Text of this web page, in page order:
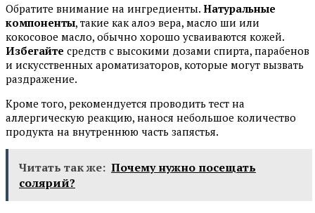
Обратите внимание на ингредиенты. Натуральные
компоненты, такие как алоэ вера, масло ши или
кокосовое масло, обычно хорошо усваиваются кожей.
Избегайте средств с высокими дозами спирта, парабенов
и искусственных ароматизаторов, которые могут вызвать
раздражение.
Кроме того, рекомендуется проводить тест на
аллергическую реакцию, нанося небольшое количество
продукта на внутреннюю часть запястья.
Читать так же: Почему нужно посещать
солярий?